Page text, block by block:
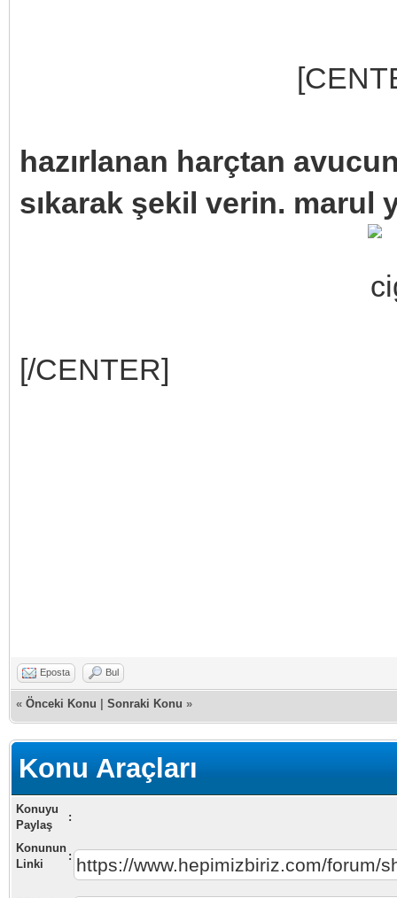
hazırlanan harçtan
sıkarak şekil verin. marul
[/CENTER]
Eposta Bul
« Önceki Konu Sonraki Konu »
Konu Araçları
Konuyu
Paylaş
:
Konunun
Linki
: